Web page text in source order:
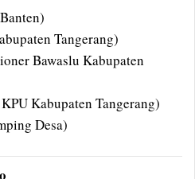
Tangerang)
Bawaslu Kabupaten
Kabupaten Tangerang)
Desa)